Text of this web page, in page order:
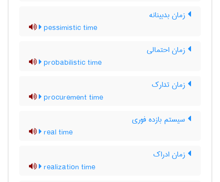
زمان بدبینانه
pessimistic time
زمان احتمالی
probabilistic time
زمان تدارک
procurement time
سیستم بازده فوری
real time
زمان ادراک
realization time